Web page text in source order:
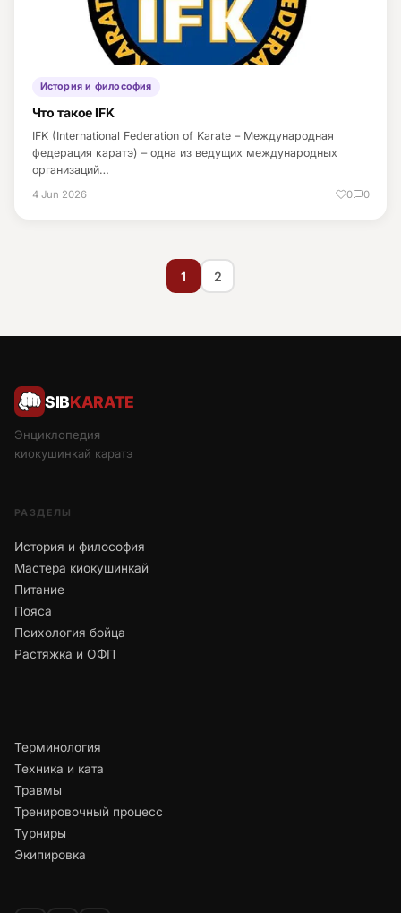
История и философия
Что такое IFK
IFK (International Federation of Karate – Международная
федерация каратэ) – одна из ведущих международных
организаций…
4 Jun 2026 0 0
1 2
SIBKARATE
Энциклопедия
киокушинкай каратэ
РАЗДЕЛЫ
История и философия
Мастера киокушинкай
Питание
Пояса
Психология бойца
Растяжка и ОФП
Терминология
Техника и ката
Травмы
Тренировочный процесс
Турниры
Экипировка